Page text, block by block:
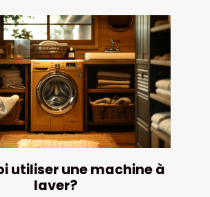
utiliser une machine à
laver?